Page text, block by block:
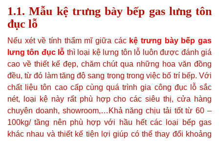
1.1. Mẫu kệ trưng bày bếp gas lưng tôn
đục lỗ
Nếu xét về tính thẩm mĩ giữa các kệ trưng bày bếp gas
lưng tôn đục lỗ thì loại kệ lưng tôn lỗ luôn được đánh giá
cao về thiết kế đẹp, chăm chút qua những hoa văn đồng
đều, từ đó làm tăng độ sang trọng trong việc bố trí bếp. Với
chất liệu tôn cao cấp cùng quá trình gia công đục lỗ sắc
nét, loại kệ này rất phù hợp cho các siêu thị, cửa hàng
chuyên doanh, showroom,…Khả năng chịu tải tốt từ 60 –
100kg/ tầng nên phù hợp với hầu hết các loại bếp gas
khác nhau và thiết kế tiện lợi giúp có thể thay đổi khoảng